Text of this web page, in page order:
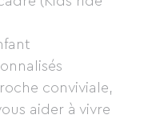
conviviale,
aider à vivre